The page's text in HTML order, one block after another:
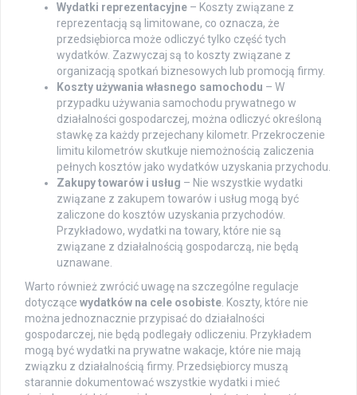
Wydatki reprezentacyjne – Koszty związane z
reprezentacją są limitowane, co oznacza, że
przedsiębiorca może odliczyć tylko część tych
wydatków. Zazwyczaj są to koszty związane z
organizacją spotkań biznesowych lub promocją firmy.
Koszty używania własnego samochodu – W
przypadku używania samochodu prywatnego w
działalności gospodarczej, można odliczyć określoną
stawkę za każdy przejechany kilometr. Przekroczenie
limitu kilometrów skutkuje niemożnością zaliczenia
pełnych kosztów jako wydatków uzyskania przychodu.
Zakupy towarów i usług – Nie wszystkie wydatki
związane z zakupem towarów i usług mogą być
zaliczone do kosztów uzyskania przychodów.
Przykładowo, wydatki na towary, które nie są
związane z działalnością gospodarczą, nie będą
uznawane.
Warto również zwrócić uwagę na szczególne regulacje
dotyczące wydatków na cele osobiste. Koszty, które nie
można jednoznacznie przypisać do działalności
gospodarczej, nie będą podlegały odliczeniu. Przykładem
mogą być wydatki na prywatne wakacje, które nie mają
związku z działalnością firmy. Przedsiębiorcy muszą
starannie dokumentować wszystkie wydatki i mieć